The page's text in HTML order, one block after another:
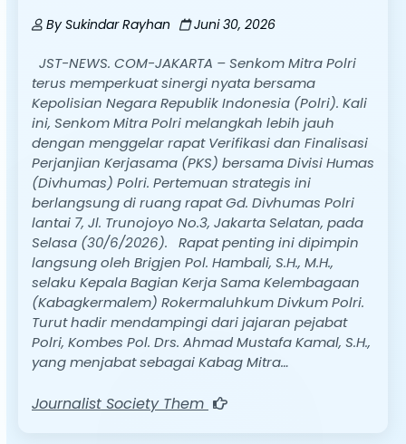
BySukindar Rayhan Juni 30, 2026
JST-NEWS. COM-JAKARTA – Senkom Mitra Polri
terus memperkuat sinergi nyata bersama
Kepolisian Negara Republik Indonesia (Polri). Kali
ini, Senkom Mitra Polri melangkah lebih jauh
dengan menggelar rapat Verifikasi dan Finalisasi
Perjanjian Kerjasama (PKS) bersama Divisi Humas
(Divhumas) Polri. Pertemuan strategis ini
berlangsung di ruang rapat Gd. Divhumas Polri
lantai 7, Jl. Trunojoyo No.3, Jakarta Selatan, pada
Selasa (30/6/2026). Rapat penting ini dipimpin
langsung oleh Brigjen Pol. Hambali, S.H., M.H.,
selaku Kepala Bagian Kerja Sama Kelembagaan
(Kabagkermalem) Rokermaluhkum Divkum Polri.
Turut hadir mendampingi dari jajaran pejabat
Polri, Kombes Pol. Drs. Ahmad Mustafa Kamal, S.H.,
yang menjabat sebagai Kabag Mitra…
Journalist Society Them